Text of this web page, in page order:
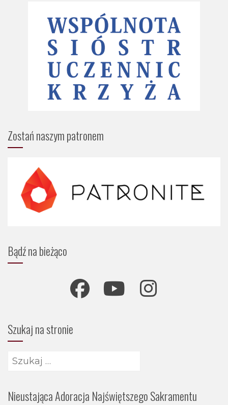
Zostań naszym patronem
Bądź na bieżąco
Szukaj na stronie
Szukaj:
Nieustająca Adoracja Najświętszego Sakramentu